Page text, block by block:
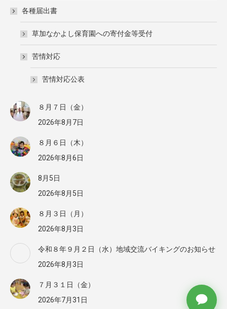
各種届出書
草加なかよし保育園への寄付金等受付
苦情対応
苦情対応公表
８月７日（金）
2026年8月7日
８月６日（木）
2026年8月6日
8月5日
2026年8月5日
８月３日（月）
2026年8月3日
令和８年９月２日（水）地域交流バイキングのお知らせ
2026年8月3日
７月３１日（金）
2026年7月31日